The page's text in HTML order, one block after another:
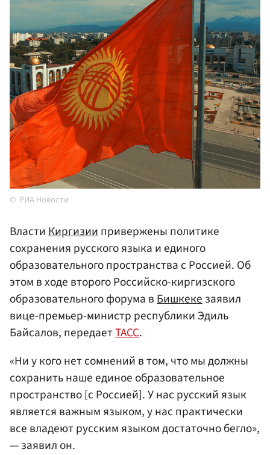
РИА Новости
ВластиКиргизиипривержены политике
сохранения русского языка и единого
образовательного пространства с Россией. Об
этом в ходе второго Российско-киргизского
образовательного форума вБишкекезаявил
вице-премьер-министр республики Эдиль
Байсалов, передаетТАСС.
«Ни у кого нет сомнений в том, что мы должны
сохранить наше единое образовательное
пространство [с Россией]. У нас русский язык
является важным языком, у нас практически
все владеют русским языком достаточно бегло»,
— заявил он.